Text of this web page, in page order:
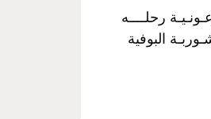
الـفـرعـونـيـة رحلــــه
غـــداء بـوفـيـة مـفـتـوح 8 انـواع سـلـطـات شـوربـة البوفية